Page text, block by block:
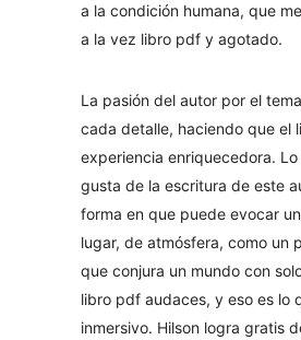
a la condición humana, que
a la vez libro pdf y agotado.
La pasión del autor por el
cada detalle, haciendo que el
experiencia enriquecedora.
gusta de la escritura de este
forma en que puede evocar
lugar, de atmósfera, como un
que conjura un mundo con
libro pdf audaces, y eso es lo
inmersivo. Hilson logra gratis